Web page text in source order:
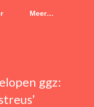
Meer…
ggz: